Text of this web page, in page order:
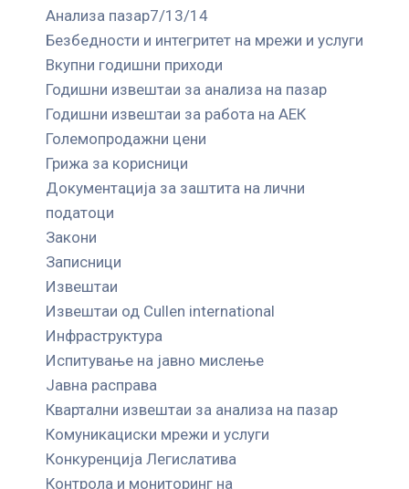
Анализа пазар7/13/14
Безбедности и интегритет на мрежи и услуги
Вкупни годишни приходи
Годишни извештаи за анализа на пазар
Годишни извештаи за работа на АЕК
Големопродажни цени
Грижа за корисници
Документација за заштита на лични
податоци
Закони
Записници
Извештаи
Извештаи од Cullen international
Инфраструктура
Испитување на јавно мислење
Јавна расправа
Квартални извештаи за анализа на пазар
Комуникациски мрежи и услуги
Конкуренција Легислатива
Контрола и мониторинг на